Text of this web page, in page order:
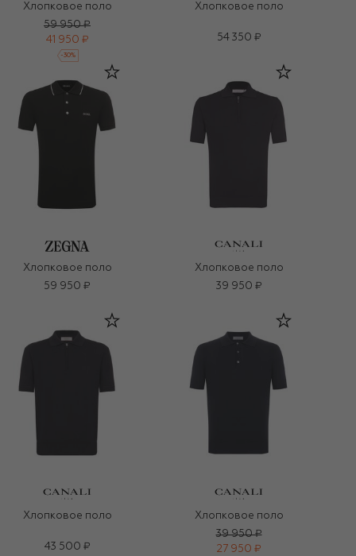
Хлопковое поло
59 950 ₽
41 950 ₽
-30%
Хлопковое поло
54 350 ₽
Хлопковое поло
59 950 ₽
Хлопковое поло
39 950 ₽
Хлопковое поло
43 500 ₽
Хлопковое поло
39 950 ₽
27 950 ₽